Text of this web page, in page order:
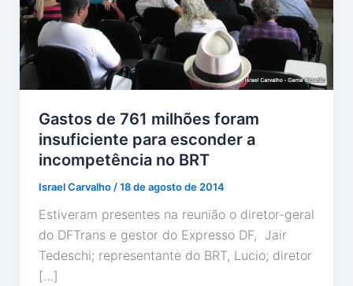
Gastos de 761 milhões foram
insuficiente para esconder a
incompetência no BRT
Israel Carvalho /18 de agosto de 2014
Estiveram presentes na reunião o diretor-geral
do DFTrans e gestor do Expresso DF, Jair
Tedeschi; representante do BRT, Lucio; diretor
[…]